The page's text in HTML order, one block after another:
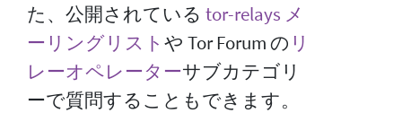
た、公開されている tor-relays メ
ーリングリスト や Tor Forum の リ
レーオペレーターサブカテゴリ
ーで質問することもできます。